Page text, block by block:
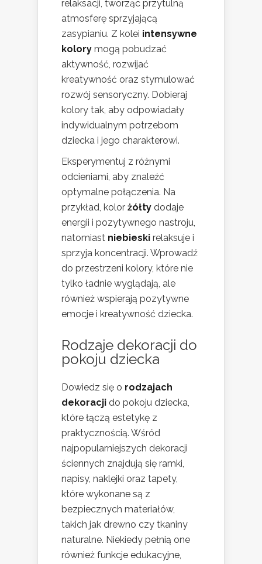
relaksacji, tworząc przytulną
atmosferę sprzyjającą
zasypianiu. Z kolei intensywne
kolory mogą pobudzać
aktywność, rozwijać
kreatywność oraz stymulować
rozwój sensoryczny. Dobieraj
kolory tak, aby odpowiadały
indywidualnym potrzebom
dziecka i jego charakterowi.
Eksperymentuj z różnymi
odcieniami, aby znaleźć
optymalne połączenia. Na
przykład, kolor żółty dodaje
energii i pozytywnego nastroju,
natomiast niebieski relaksuje i
sprzyja koncentracji. Wprowadź
do przestrzeni kolory, które nie
tylko ładnie wyglądają, ale
również wspierają pozytywne
emocje i kreatywność dziecka.
Rodzaje dekoracji do
pokoju dziecka
Dowiedz się o rodzajach
dekoracji do pokoju dziecka,
które łączą estetykę z
praktycznością. Wśród
najpopularniejszych dekoracji
ściennych znajdują się ramki,
napisy, naklejki oraz tapety,
które wykonane są z
bezpiecznych materiałów,
takich jak drewno czy tkaniny
naturalne. Niekiedy pełnią one
również funkcje edukacyjne,